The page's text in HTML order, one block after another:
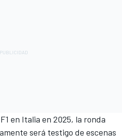
en Italia en 2025, la ronda
será testigo de escenas